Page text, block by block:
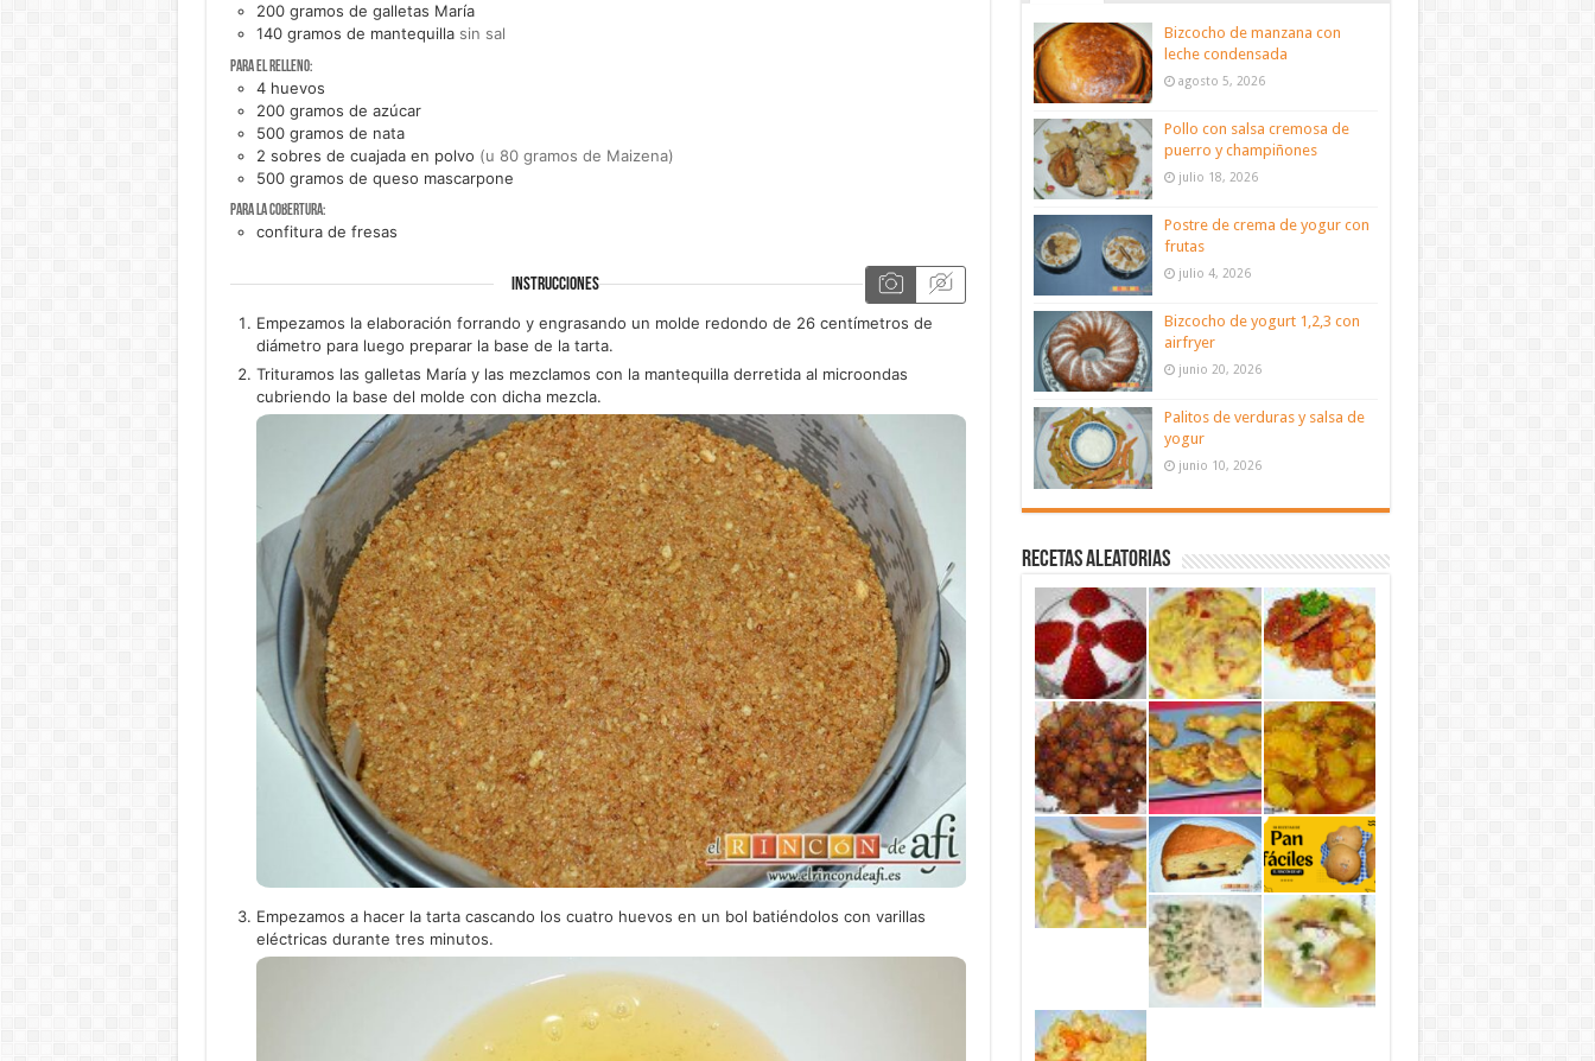
200 gramos de galletas María
140 gramos de mantequilla sin sal
Para el relleno:
4 huevos
200 gramos de azúcar
500 gramos de nata
2 sobres de cuajada en polvo (u 80 gramos de Maizena)
500 gramos de queso mascarpone
Para la cobertura:
confitura de fresas
INSTRUCCIONES
Empezamos la elaboración forrando y engrasando un molde redondo de 26 centímetros de
diámetro para luego preparar la base de la tarta.
Trituramos las galletas María y las mezclamos con la mantequilla derretida al microondas
cubriendo la base del molde con dicha mezcla.
Empezamos a hacer la tarta cascando los cuatro huevos en un bol batiéndolos con varillas
eléctricas durante tres minutos.
Bizcocho de manzana con
leche condensada
agosto 5, 2026
Pollo con salsa cremosa de
puerro y champiñones
julio 18, 2026
Postre de crema de yogur con
frutas
julio 4, 2026
Bizcocho de yogurt 1,2,3 con
airfryer
junio 20, 2026
Palitos de verduras y salsa de
yogur
junio 10, 2026
Recetas aleatorias